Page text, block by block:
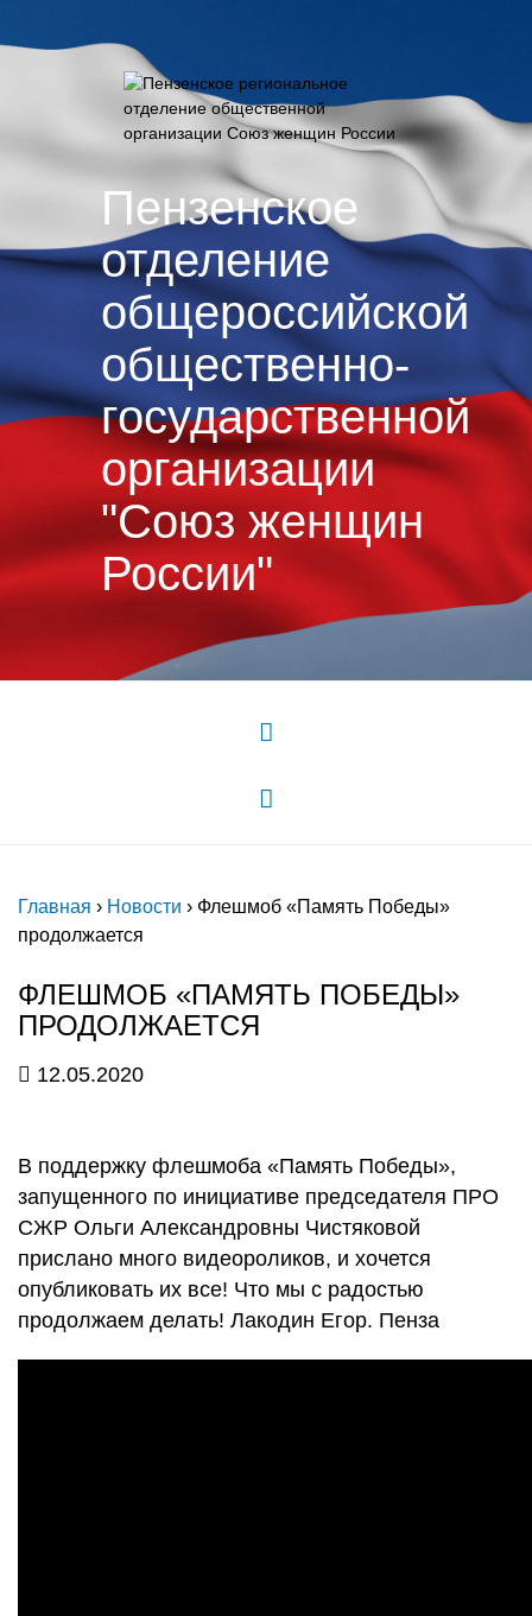
Пензенское
отделение
общероссийской
общественно-
государственной
организации
"Союз женщин
России"
Главная › Новости › Флешмоб «Память Победы»
продолжается
ФЛЕШМОБ «ПАМЯТЬ ПОБЕДЫ»
ПРОДОЛЖАЕТСЯ
12.05.2020
В поддержку флешмоба «Память Победы»,
запущенного по инициативе председателя ПРО
СЖР Ольги Александровны Чистяковой
прислано много видеороликов, и хочется
опубликовать их все! Что мы с радостью
продолжаем делать! Лакодин Егор. Пенза